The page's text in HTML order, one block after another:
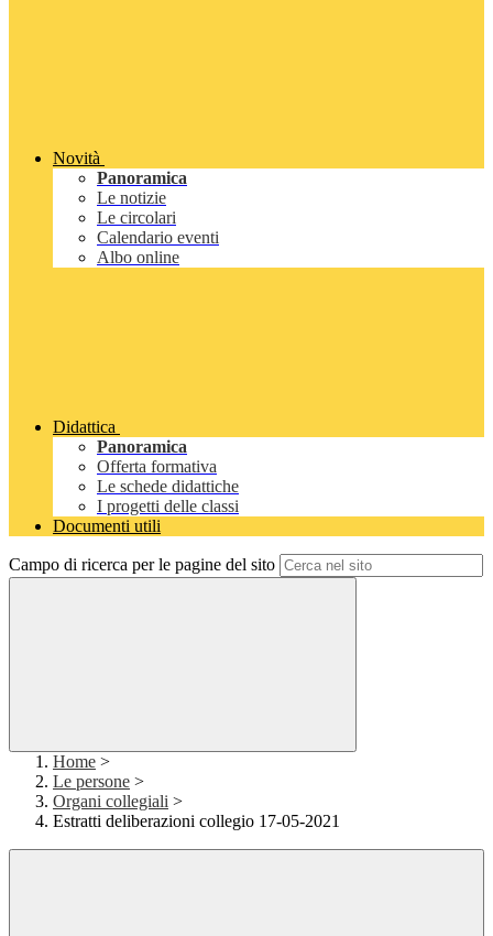
Novità
Panoramica
Le notizie
Le circolari
Calendario eventi
Albo online
Didattica
Panoramica
Offerta formativa
Le schede didattiche
I progetti delle classi
Documenti utili
Campo di ricerca per le pagine del sito
Home >
Le persone >
Organi collegiali >
Estratti deliberazioni collegio 17-05-2021